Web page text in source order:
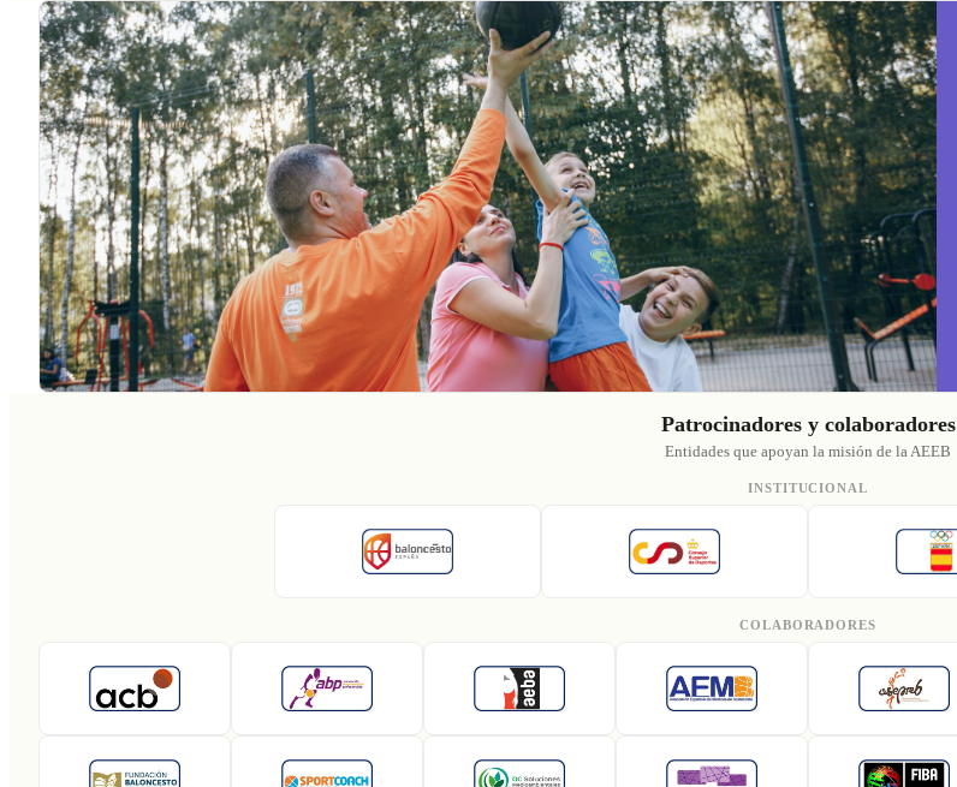
Patrocinadores y colaboradores
Entidades que apoyan la misión de la AEEB
INSTITUCIONAL
COLABORADORES